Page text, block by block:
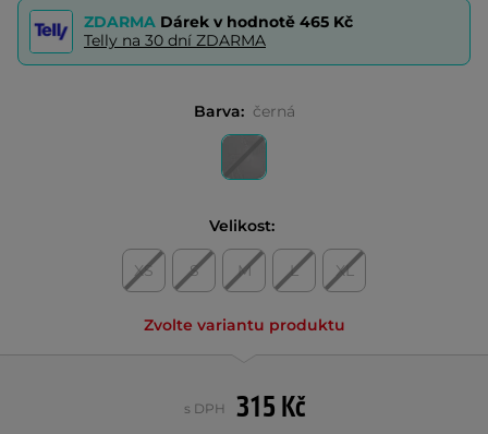
ZDARMA Dárek v hodnotě 465 Kč
Telly na 30 dní ZDARMA
Barva: černá
Velikost:
XS S M L XL
Zvolte variantu produktu
315 Kč
s DPH